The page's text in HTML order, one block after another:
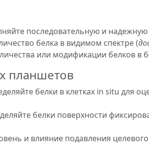
последовательную и
белка в видимом спектре (
или модификации белков
планшетов
белки в клетках in situ для
белки поверхности
и влияние подавления целевого